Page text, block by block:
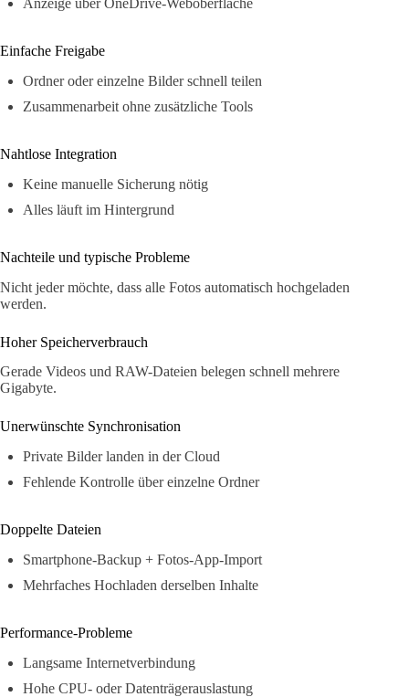
Anzeige über OneDrive-Weboberfläche
Einfache Freigabe
Ordner oder einzelne Bilder schnell teilen
Zusammenarbeit ohne zusätzliche Tools
Nahtlose Integration
Keine manuelle Sicherung nötig
Alles läuft im Hintergrund
Nachteile und typische Probleme
Nicht jeder möchte, dass alle Fotos automatisch hochgeladen
werden.
Hoher Speicherverbrauch
Gerade Videos und RAW-Dateien belegen schnell mehrere
Gigabyte.
Unerwünschte Synchronisation
Private Bilder landen in der Cloud
Fehlende Kontrolle über einzelne Ordner
Doppelte Dateien
Smartphone-Backup + Fotos-App-Import
Mehrfaches Hochladen derselben Inhalte
Performance-Probleme
Langsame Internetverbindung
Hohe CPU- oder Datenträgerauslastung